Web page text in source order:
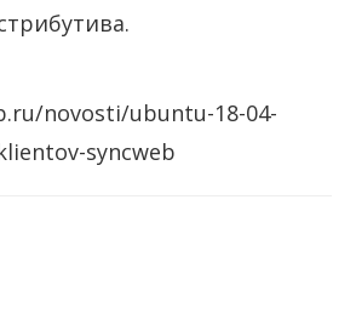
novosti/ubuntu-18-04-
syncweb